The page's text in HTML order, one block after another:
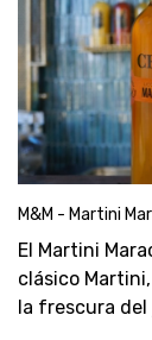
M&M - Martini
El Martini
clásico
la frescura